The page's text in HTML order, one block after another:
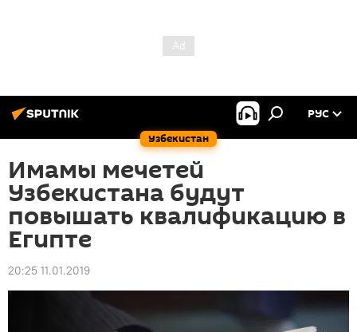
Узбекистан
РУС
Имамы мечетей
Узбекистана будут
повышать квалификацию в
Египте
20:25 11.01.2019